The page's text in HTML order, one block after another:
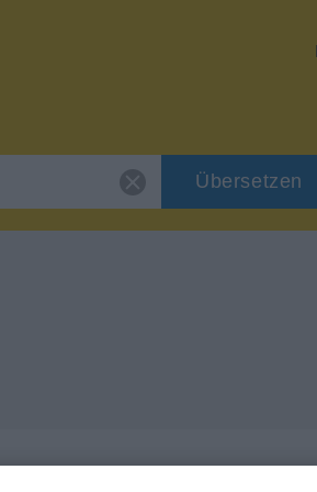
Übersetzen